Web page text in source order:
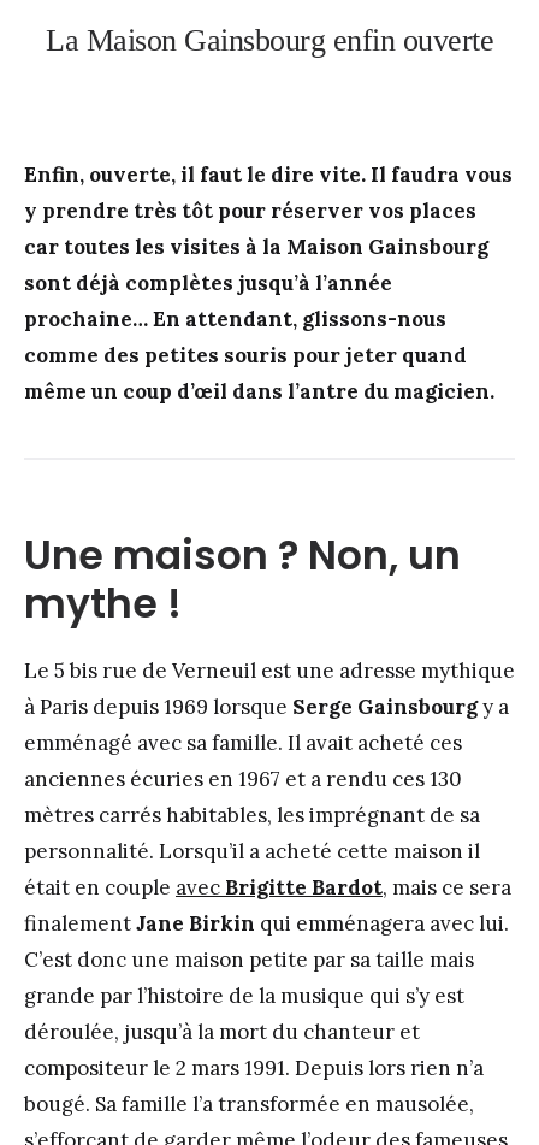
La Maison Gainsbourg enfin ouverte
Enfin, ouverte, il faut le dire vite. Il faudra vous
y prendre très tôt pour réserver vos places
car toutes les visites à la Maison Gainsbourg
sont déjà complètes jusqu’à l’année
prochaine… En attendant, glissons-nous
comme des petites souris pour jeter quand
même un coup d’œil dans l’antre du magicien.
Une maison ? Non, un
mythe !
Le 5 bis rue de Verneuil est une adresse mythique
à Paris depuis 1969 lorsque Serge Gainsbourgy a
emménagé avec sa famille. Il avait acheté ces
anciennes écuries en 1967 et a rendu ces 130
mètres carrés habitables, les imprégnant de sa
personnalité. Lorsqu’il a acheté cette maison il
était en couple avec Brigitte Bardot, mais ce sera
finalementJane Birkin qui emménagera avec lui.
C’est donc une maison petite par sa taille mais
grande par l’histoire de la musique qui s’y est
déroulée, jusqu’à la mort du chanteur et
compositeur le 2 mars 1991. Depuis lors rien n’a
bougé. Sa famille l’a transformée en mausolée,